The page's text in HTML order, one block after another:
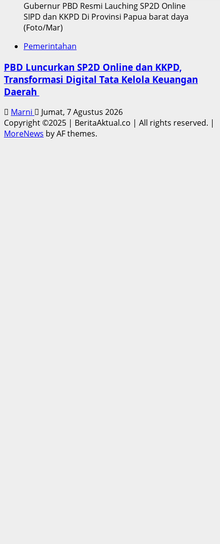
Gubernur PBD Resmi Lauching SP2D Online
SIPD dan KKPD Di Provinsi Papua barat daya
(Foto/Mar)
Pemerintahan
PBD Luncurkan SP2D Online dan KKPD,
Transformasi Digital Tata Kelola Keuangan
Daerah
Marni
Jumat, 7 Agustus 2026
Copyright ©2025 | BeritaAktual.co | All rights reserved. |
MoreNews by AF themes.